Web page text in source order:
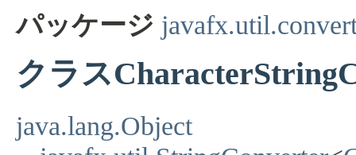
パッケージ
クラス
java.lang.Object